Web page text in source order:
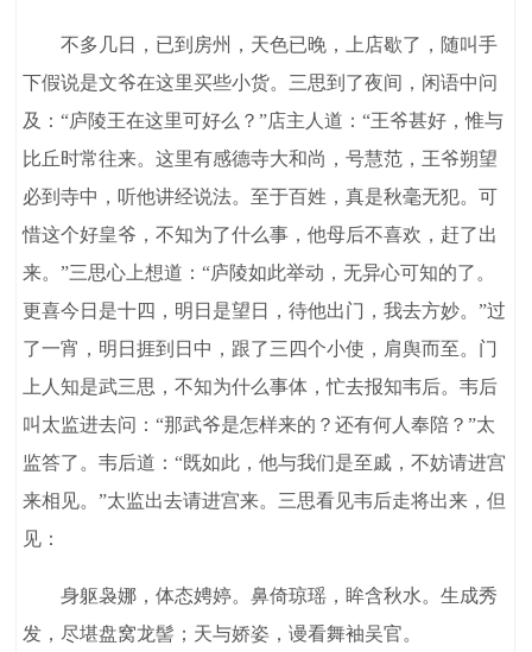
不多几日，已到房州，天色已晚，上店歇了，随叫手
下假说是文爷在这里买些小货。三思到了夜间，闲语中问
及：“庐陵王在这里可好么？”店主人道：“王爷甚好，惟与
比丘时常往来。这里有感德寺大和尚，号慧范，王爷朔望
必到寺中，听他讲经说法。至于百姓，真是秋毫无犯。可
惜这个好皇爷，不知为了什么事，他母后不喜欢，赶了出
来。”三思心上想道：“庐陵如此举动，无异心可知的了。
更喜今日是十四，明日是望日，待他出门，我去方妙。”过
了一宵，明日捱到日中，跟了三四个小使，肩舆而至。门
上人知是武三思，不知为什么事体，忙去报知韦后。韦后
叫太监进去问：“那武爷是怎样来的？还有何人奉陪？”太
监答了。韦后道：“既如此，他与我们是至戚，不妨请进宫
来相见。”太监出去请进宫来。三思看见韦后走将出来，但
见：
身躯袅娜，体态娉婷。鼻倚琼瑶，眸含秋水。生成秀
发，尽堪盘窝龙髻；天与娇姿，谩看舞袖吴官。